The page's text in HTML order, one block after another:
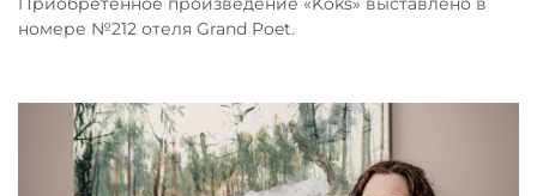
Приобретённое произведение «Koks» выставлено в
номере №212 отеля Grand Poet.